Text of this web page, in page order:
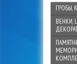
ГРОБЫ,
ВЕНКИ,